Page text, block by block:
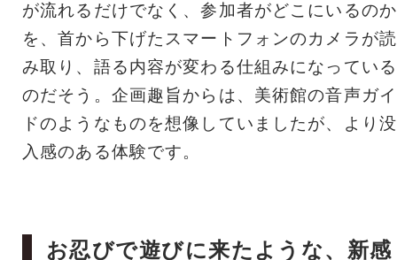
が流れるだけでなく、参加者がどこにいるのか
を、首から下げたスマートフォンのカメラが読
み取り、語る内容が変わる仕組みになっている
のだそう。企画趣旨からは、美術館の音声ガイ
ドのようなものを想像していましたが、より没
入感のある体験です。
お忍びで遊びに来たような、新感